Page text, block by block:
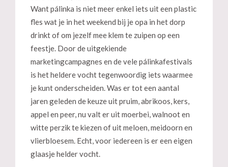
Want pálinka is niet meer enkel iets uit een plastic
fles wat je in het weekend bij je opa in het dorp
drinkt of om jezelf mee klem te zuipen op een
feestje. Door de uitgekiende
marketingcampagnes en de vele pálinkafestivals
is het heldere vocht tegenwoordig iets waarmee
je kunt onderscheiden. Was er tot een aantal
jaren geleden de keuze uit pruim, abrikoos, kers,
appel en peer, nu valt er uit moerbei, walnoot en
witte perzik te kiezen of uit meloen, meidoorn en
vlierbloesem. Echt, voor iedereen is er een eigen
glaasje helder vocht.